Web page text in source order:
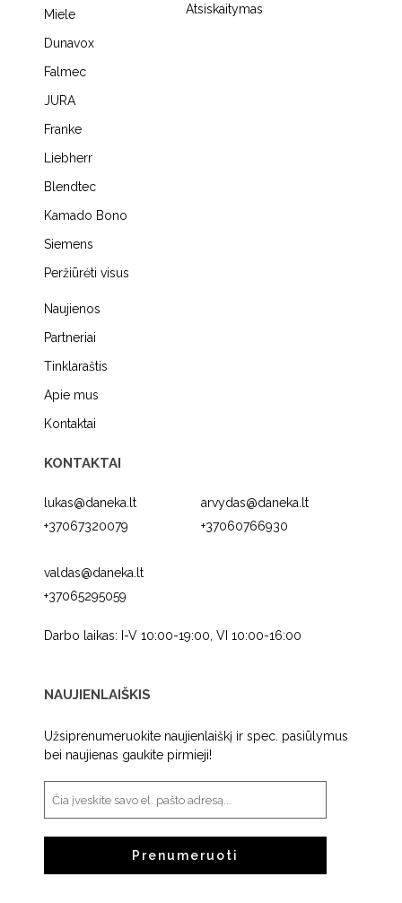
Miele
Dunavox
Falmec
JURA
Franke
Liebherr
Blendtec
Kamado Bono
Siemens
Peržiūrėti visus
Naujienos
Partneriai
Tinklaraštis
Apie mus
Kontaktai
KONTAKTAI
lukas@daneka.lt
+37067320079
arvydas@daneka.lt
+37060766930
valdas@daneka.lt
+37065295059
Darbo laikas: I-V 10:00-19:00, VI 10:00-16:00
Atsiskaitymas
NAUJIENLAIŠKIS
Užsiprenumeruokite naujienlaiškį ir spec. pasiūlymus
bei naujienas gaukite pirmieji!
Prenumeruoti